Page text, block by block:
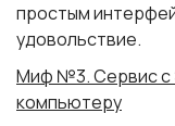
простым
удовольствие.
Миф №3. Сервис с
компьютеру